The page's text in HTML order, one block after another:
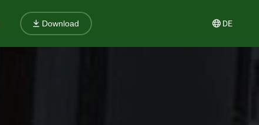
Download DE